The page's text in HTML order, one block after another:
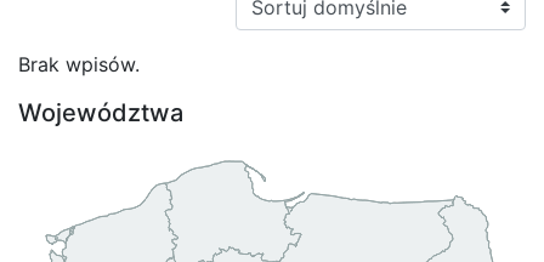
Brak wpisów.
Województwa